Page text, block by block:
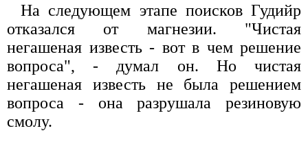
На следующем этапе поисков Гудийр
отказался от магнезии. "Чистая
негашеная известь - вот в чем решение
вопроса", - думал он. Но чистая
негашеная известь не была решением
вопроса - она разрушала резиновую
смолу.